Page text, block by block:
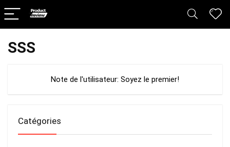
SSS
Note de l'utilisateur: Soyez le premier!
Catégories